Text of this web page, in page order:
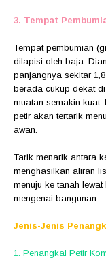
3. Tempat
Tempat pembumian
dilapisi oleh baja.
panjangnya sekitar
berada cukup dekat
muatan semakin
petir akan tertarik
awan.
Tarik menarik antara
menghasilkan aliran
menuju ke tanah
mengenai bangunan.
Jenis-Jenis
1. Penangkal Petir